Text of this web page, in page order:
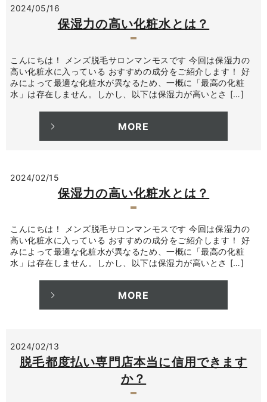
2024/05/16
保湿力の高い化粧水とは？
こんにちは！ メンズ脱毛サロンマンモスです 今回は保湿力の
高い化粧水に入っている おすすめの成分をご紹介します！ 好
みによって最適な化粧水が異なるため、一概に「最高の化粧
水」は存在しません。しかし、以下は保湿力が高いとさ […]
MORE
2024/02/15
保湿力の高い化粧水とは？
こんにちは！ メンズ脱毛サロンマンモスです 今回は保湿力の
高い化粧水に入っている おすすめの成分をご紹介します！ 好
みによって最適な化粧水が異なるため、一概に「最高の化粧
水」は存在しません。しかし、以下は保湿力が高いとさ […]
MORE
2024/02/13
脱毛都度払い専門店本当に信用できます
か？